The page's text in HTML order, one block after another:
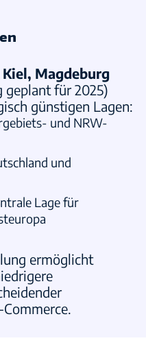
Kiel, Magdeburg
geplant für 2025)
günstigen Lagen:
und NRW-
und
Lage für
ermöglicht